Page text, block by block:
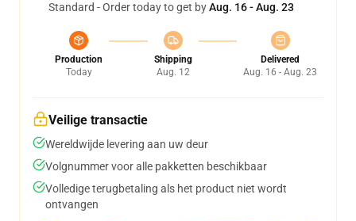
Standard - Order today to get byAug. 16 - Aug. 23
Production
Today
Shipping
Aug. 12
Delivered
Aug. 16 - Aug. 23
Veilige transactie
Wereldwijde levering aan uw deur
Volgnummer voor alle pakketten beschikbaar
Volledige terugbetaling als het product niet wordt
ontvangen